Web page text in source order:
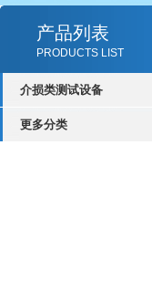
产品列表
PRODUCTS LIST
介损类测试设备
更多分类